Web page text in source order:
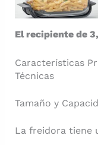
El recipiente de
Características
Técnicas
Tamaño y
La freidora tiene